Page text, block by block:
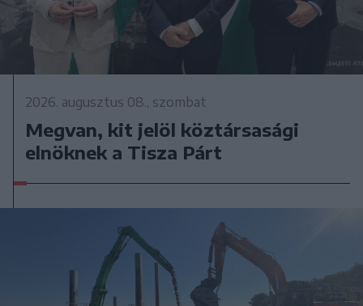
2026. augusztus 08., szombat
Megvan, kit jelöl köztársasági
elnöknek a Tisza Párt